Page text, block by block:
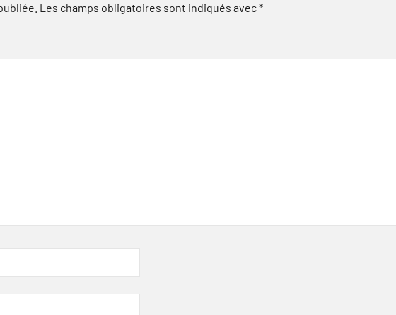
Les champs obligatoires sont indiqués avec*